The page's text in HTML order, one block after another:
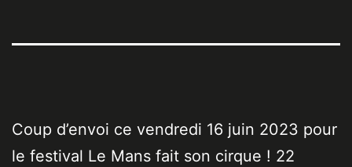
Coup d’envoi ce vendredi 16 juin 2023 pour
le festival Le Mans fait son cirque ! 22